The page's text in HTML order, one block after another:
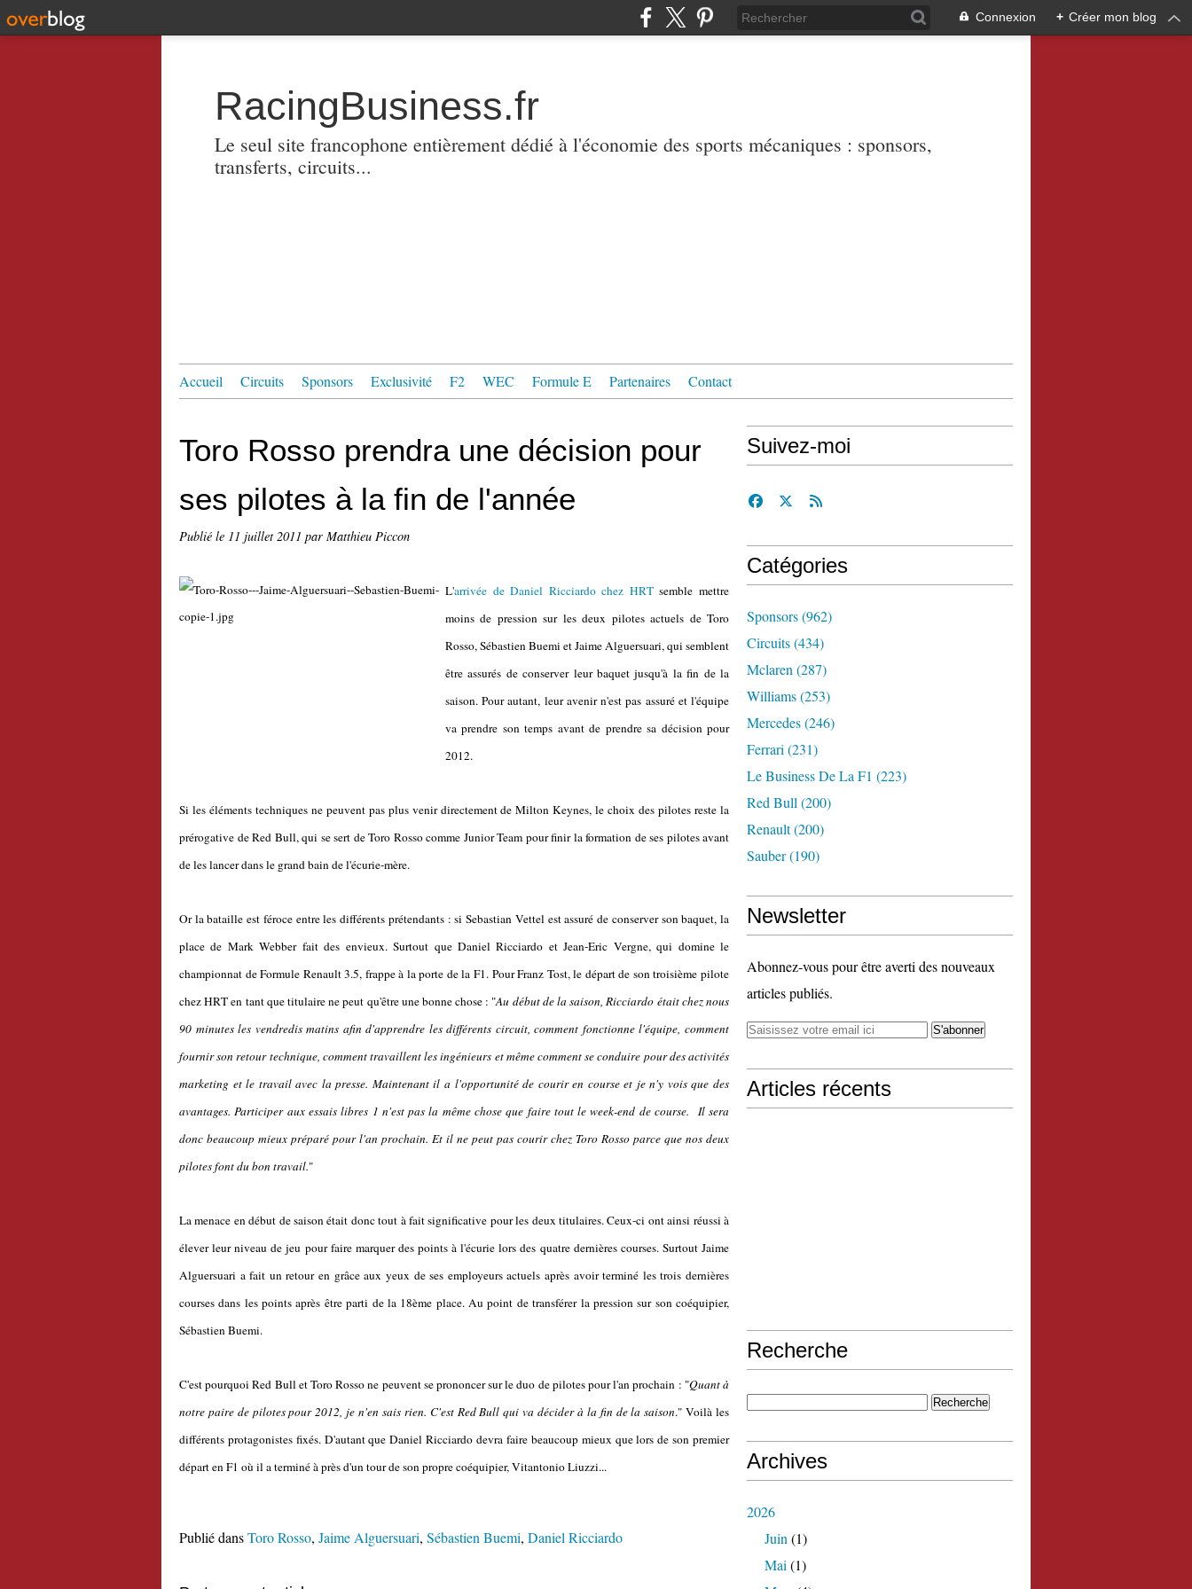
Connexion + Créer mon blog
RacingBusiness.fr
Le seul site francophone entièrement dédié à l'économie des sports mécaniques : sponsors,
transferts, circuits...
Accueil Circuits Sponsors Exclusivité F2 WEC Formule E Partenaires Contact
Toro Rosso prendra une décision pour
ses pilotes à la fin de l'année
Publié le 11 juillet 2011 par Matthieu Piccon
L'arrivée de Daniel Ricciardo chez HRTsemble mettre
moins de pression sur les deux pilotes actuels de Toro
Rosso, Sébastien Buemi et Jaime Alguersuari, qui semblent
être assurés de conserver leur baquet jusqu'à la fin de la
saison. Pour autant, leur avenir n'est pas assuré et l'équipe
va prendre son temps avant de prendre sa décision pour
2012.
Si les éléments techniques ne peuvent pas plus venir directement de Milton Keynes, le choix des pilotes reste la
prérogative de Red Bull, qui se sert de Toro Rosso comme Junior Team pour finir la formation de ses pilotes avant
de les lancer dans le grand bain de l'écurie-mère.
Or la bataille est féroce entre les différents prétendants : si Sebastian Vettel est assuré de conserver son baquet, la
place de Mark Webber fait des envieux. Surtout que Daniel Ricciardo et Jean-Eric Vergne, qui domine le
championnat de Formule Renault 3.5, frappe à la porte de la F1. Pour Franz Tost, le départ de son troisième pilote
chez HRT en tant que titulaire ne peut qu'être une bonne chose : "Au début de la saison, Ricciardo était chez nous
90 minutes les vendredis matins afin d'apprendre les différents circuit, comment fonctionne l'équipe, comment
fournir son retour technique, comment travaillent les ingénieurs et même comment se conduire pour des activités
marketing et le travail avec la presse. Maintenant il a l'opportunité de courir en course et je n'y vois que des
avantages. Participer aux essais libres 1 n'est pas la même chose que faire tout le week-end de course. Il sera
donc beaucoup mieux préparé pour l'an prochain. Et il ne peut pas courir chez Toro Rosso parce que nos deux
pilotes font du bon travail."
La menace en début de saison était donc tout à fait significative pour les deux titulaires. Ceux-ci ont ainsi réussi à
élever leur niveau de jeu pour faire marquer des points à l'écurie lors des quatre dernières courses. Surtout Jaime
Alguersuari a fait un retour en grâce aux yeux de ses employeurs actuels après avoir terminé les trois dernières
courses dans les points après être parti de la 18ème place. Au point de transférer la pression sur son coéquipier,
Sébastien Buemi.
C'est pourquoi Red Bull et Toro Rosso ne peuvent se prononcer sur le duo de pilotes pour l'an prochain : "Quant à
notre paire de pilotes pour 2012, je n'en sais rien. C'est Red Bull qui va décider à la fin de la saison." Voilà les
différents protagonistes fixés. D'autant que Daniel Ricciardo devra faire beaucoup mieux que lors de son premier
départ en F1 où il a terminé à près d'un tour de son propre coéquipier, Vitantonio Liuzzi...
Publié dansToro Rosso, Jaime Alguersuari, Sébastien Buemi, Daniel Ricciardo
Suivez-moi
Catégories
Sponsors(962)
Circuits(434)
Mclaren (287)
Williams(253)
Mercedes(246)
Ferrari (231)
Le Business De La F1 (223)
Red Bull (200)
Renault(200)
Sauber(190)
Newsletter
Abonnez-vous pour être averti des nouveaux
articles publiés.
Articles récents
Recherche
Archives
2026
Juin (1)
Mai (1)